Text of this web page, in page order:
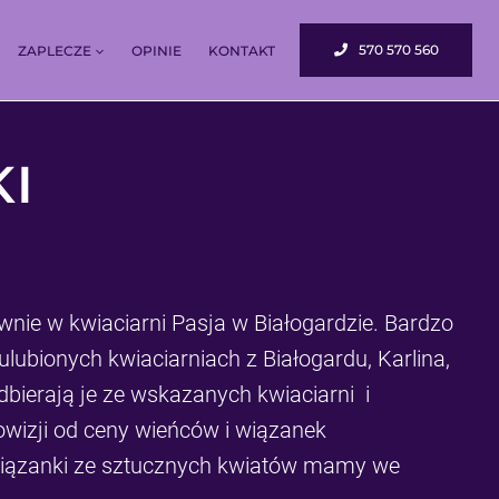
ZAPLECZE OPINIE KONTAKT 570 570 560
w kwiaciarni Pasja w Białogardzie. Bardzo
kwiaciarniach z Białogardu, Karlina,
je ze wskazanych kwiaciarni i
od ceny wieńców i wiązanek
ze sztucznych kwiatów mamy we